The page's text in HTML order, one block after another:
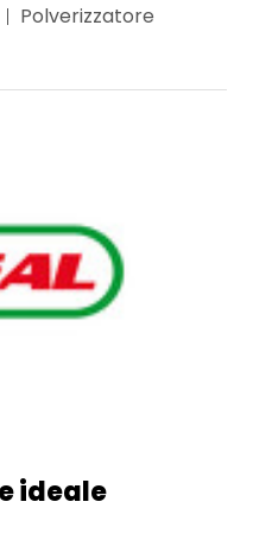
Polverizzatore
ideale